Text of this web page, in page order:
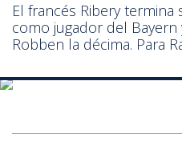
El francés Ribery
como jugador del
Robben la décima. Para